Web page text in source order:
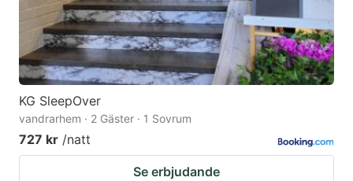
KG SleepOver
vandrarhem · 2 Gäster · 1 Sovrum
727 kr /natt
Se erbjudande